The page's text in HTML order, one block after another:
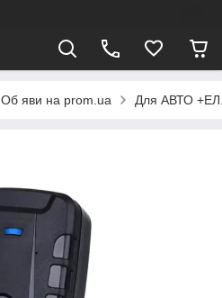
Об яви на prom.ua Для АВТО